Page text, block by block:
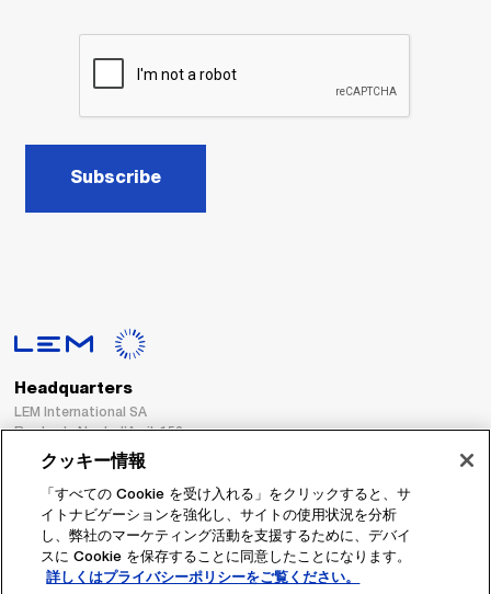
Subscribe
Headquarters
LEM International SA
Route du Nant-d’Avril, 152
1217 Meyrin
Switzerland
Tel. :
+41 22 706 11 11
Fax : +41 22 794 94 78
クッキー情報
「すべての Cookie を受け入れる」をクリックすると、サ
イトナビゲーションを強化し、サイトの使用状況を分析
し、弊社のマーケティング活動を支援するために、デバイ
スに Cookie を保存することに同意したことになります。
詳しくはプライバシーポリシーをご覧ください。